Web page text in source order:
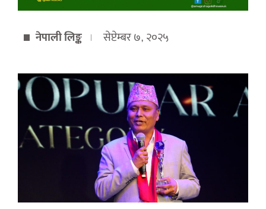
नेपाली लिङ्क सेप्टेम्बर ७, २०२५